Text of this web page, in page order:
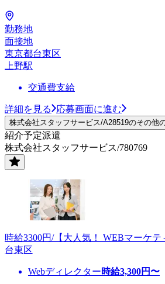
勤務地
面接地
東京都台東区
上野駅
交通費支給
詳細を見る 応募画面に進む
株式会社スタッフサービス/A28519のその他
紹介予定派遣
株式会社スタッフサービス/780769
時給3300円/【大人気！ WEBマーケ
台東区
Webディレクター時給3,300円〜